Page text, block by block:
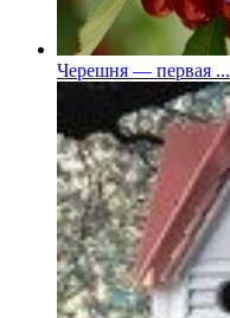
Черешня — первая ...